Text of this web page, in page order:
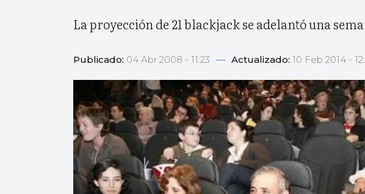
La proyección de 21 blackjack se adelantó una
Publicado: 04 Abr 2008 - 11:23 — Actualizado: 10 Feb 2014 -